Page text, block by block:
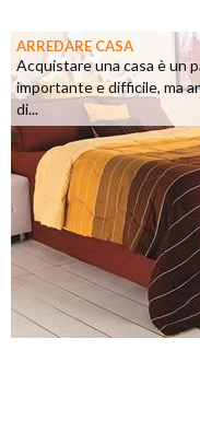
ARREDARE CASA
Acquistare una casa è un
importante e difficile, ma
di...